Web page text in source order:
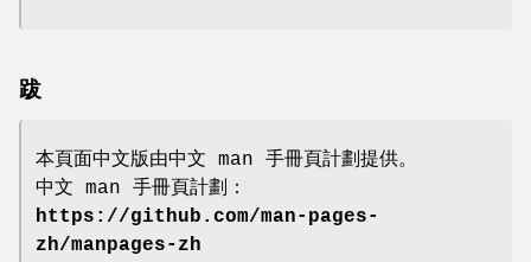
跋
本頁面中文版由中文 man 手冊頁計劃提供。
中文 man 手冊頁計劃：
https://github.com/man-pages-
zh/manpages-zh